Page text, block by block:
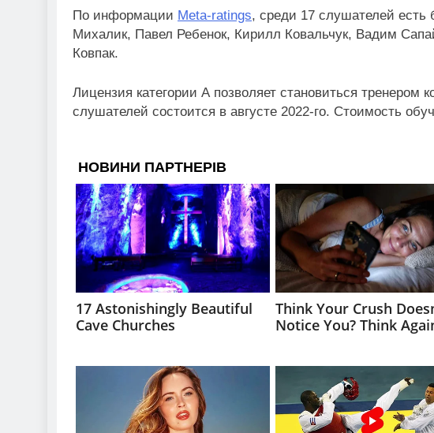
По информации Meta-ratings, среди 17 слушателей есть
Mихалик, Павел Ребенок, Кирилл Ковальчук, Вадим
Ковпак.
Лицензия категории А позволяет становиться тренером
слушателей состоится в августе 2022-го. Стоимость